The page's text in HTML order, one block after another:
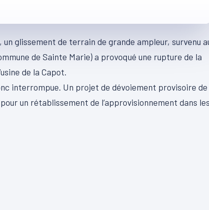
un glissement de terrain de grande ampleur, survenu
de Sainte Marie) a provoqué une rupture de la
de la Capot.
interrompue. Un projet de dévoiement provisoire de
un rétablissement de l’approvisionnement dans